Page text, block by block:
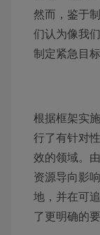
然而，鉴于
们认为像我
制定紧急目
根据框架实
行了有针对
效的领域。
资源导向影
地，并在可
了更明确的要